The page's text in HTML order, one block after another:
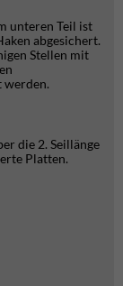
unteren Teil ist
abgesichert.
Stellen mit
werden.
die 2. Seillänge
Platten.